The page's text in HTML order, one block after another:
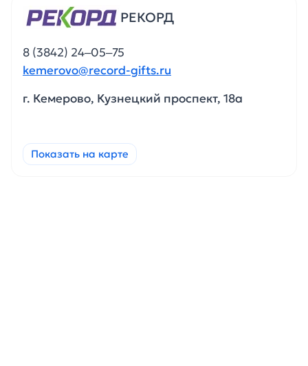
РЕКОРД
8 (3842) 24‒05‒75
kemerovo@record-gifts.ru
г. Кемерово, Кузнецкий проспект, 18а
Показать на карте